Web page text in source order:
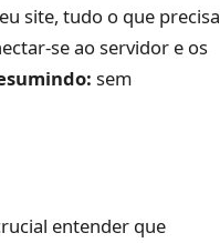
site, tudo o que precisa
se ao servidor e os
sem
entender que